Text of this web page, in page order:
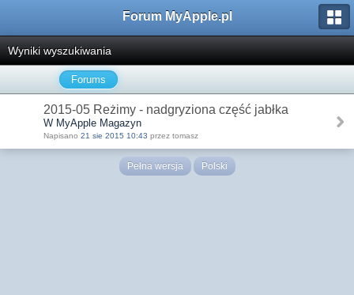
Forum MyApple.pl
Wyniki wyszukiwania
Forums
2015-05 Reżimy - nadgryziona część jabłka
W MyApple Magazyn
Napisano 21 sie 2015 10:43 przez tomasz
Pełna wersja Polski